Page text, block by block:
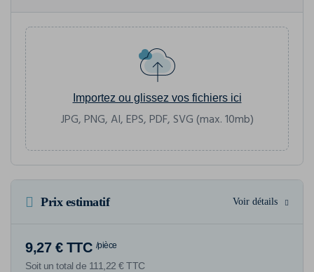
Importez ou glissez vos fichiers ici
JPG, PNG, AI, EPS, PDF, SVG (max. 10mb)
Prix estimatif Voir détails
9,27 € TTC /pièce
Soit un total de 111,22 € TTC